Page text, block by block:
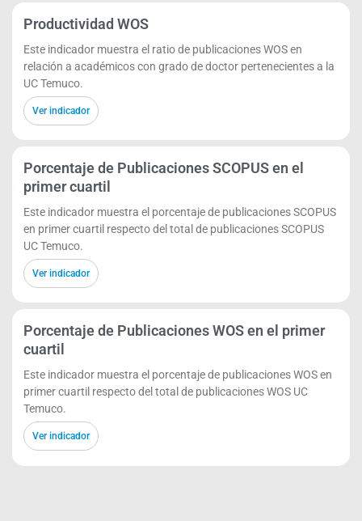
Productividad WOS
Este indicador muestra el ratio de publicaciones WOS en
relación a académicos con grado de doctor pertenecientes a la
UC Temuco.
Ver indicador
Porcentaje de Publicaciones SCOPUS en el
primer cuartil
Este indicador muestra el porcentaje de publicaciones SCOPUS
en primer cuartil respecto del total de publicaciones SCOPUS
UC Temuco.
Ver indicador
Porcentaje de Publicaciones WOS en el primer
cuartil
Este indicador muestra el porcentaje de publicaciones WOS en
primer cuartil respecto del total de publicaciones WOS UC
Temuco.
Ver indicador